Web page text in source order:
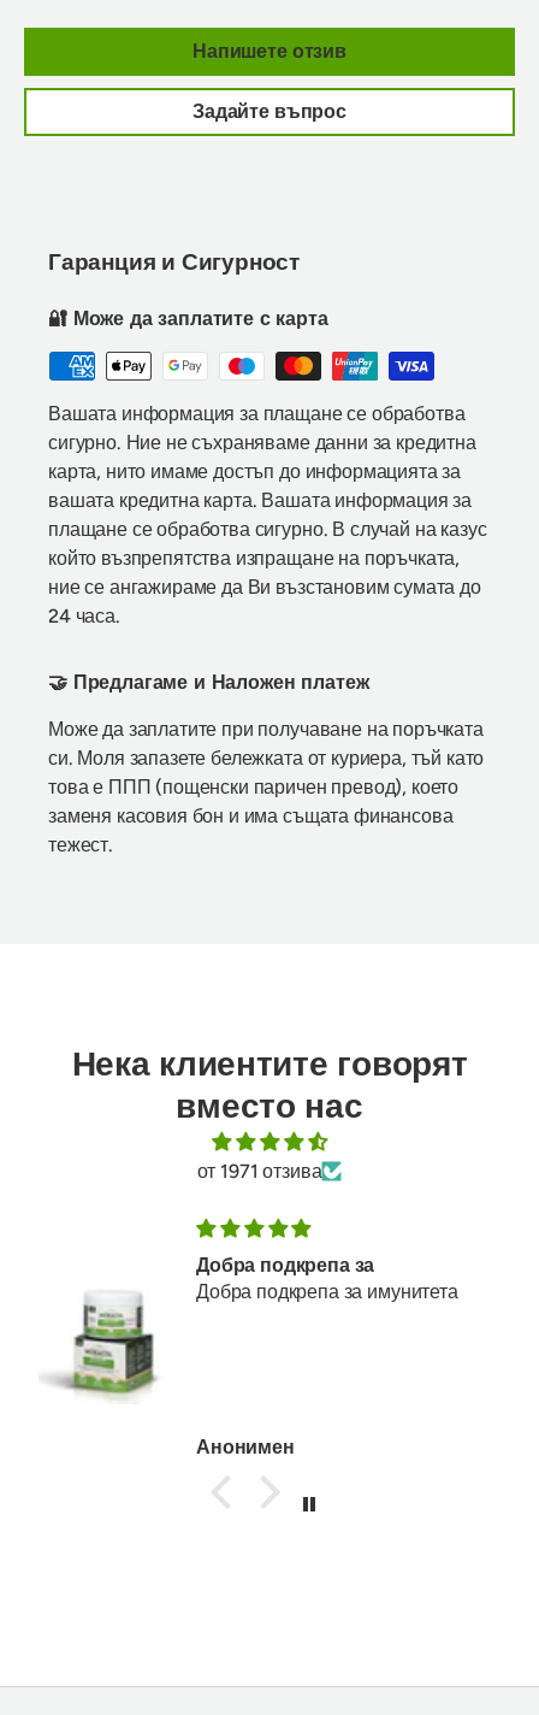
Напишете отзив
Задайте въпрос
Гаранция и Сигурност
🔐 Може да заплатите с карта
Вашата информация за плащане се обработва
сигурно. Ние не съхраняваме данни за кредитна
карта, нито имаме достъп до информацията за
вашата кредитна карта. Вашата информация за
плащане се обработва сигурно. В случай на казус
който възпрепятства изпращане на поръчката,
ние се ангажираме да Ви възстановим сумата до
24 часа.
🤝 Предлагаме и Наложен платеж
Може да заплатите при получаване на поръчката
си. Моля запазете бележката от куриера, тъй като
това е ППП (пощенски паричен превод), което
заменя касовия бон и има същата финансова
тежест.
Нека клиентите говорят
вместо нас
от 1971 отзива
Добра подкрепа за
Добра подкрепа за имунитета
Анонимен